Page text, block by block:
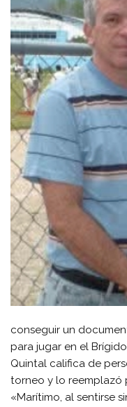
conseguir un
para jugar en el
Quintal califica de
torneo y lo reemplazó
«Marítimo, al sentirse